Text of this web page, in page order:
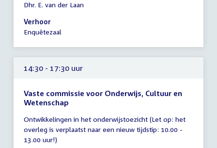
vergadering
14:30
-
uur
Dhr. E. van der Laan
Verhoor
Enquêtezaal
14:30 - 17:30 uur
Vaste commissie voor Onderwijs, Cultuur en
Wetenschap
vergadering
14:30
-
Ontwikkelingen in het onderwijstoezicht (Let op: het
overleg is verplaatst naar een nieuw tijdstip: 10.00 -
13.00 uur!)